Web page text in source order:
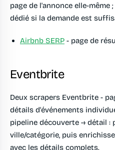
page de l'annonce elle-
dédié si la demande est
Airbnb SERP - page de
Eventbrite
Deux scrapers Eventbrite -
détails d'événements
pipeline découverte → détail :
ville/catégorie, puis
avec les détails complets.